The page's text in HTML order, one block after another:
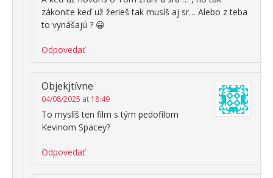
zákonite keď už žerieš tak musíš aj sr… Alebo z teba
to vynášajú ? 😀
Odpovedať
Objekjtívne
04/08/2025 at 18:49
To myslíš ten film s tým pedofilom
Kevinom Spacey?
Odpovedať